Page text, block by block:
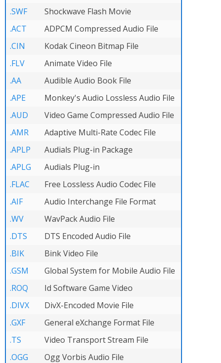
.SWF
Shockwave Flash Movie
.ACT
ADPCM Compressed Audio File
.CIN
Kodak Cineon Bitmap File
.FLV
Animate Video File
.AA
Audible Audio Book File
.APE
Monkey's Audio Lossless Audio File
.AUD
Video Game Compressed Audio File
.AMR
Adaptive Multi-Rate Codec File
.APLP
Audials Plug-in Package
.APLG
Audials Plug-in
.FLAC
Free Lossless Audio Codec File
.AIF
Audio Interchange File Format
.WV
WavPack Audio File
.DTS
DTS Encoded Audio File
.BIK
Bink Video File
.GSM
Global System for Mobile Audio File
.ROQ
Id Software Game Video
.DIVX
DivX-Encoded Movie File
.GXF
General eXchange Format File
.TS
Video Transport Stream File
.OGG
Ogg Vorbis Audio File